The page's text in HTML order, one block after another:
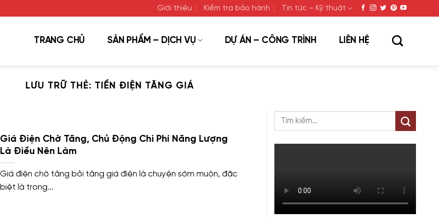
Giới thiệu Kiểm tra bảo hành Tin tức – Kỹ thuật
TRANG CHỦ SẢN PHẨM – DỊCH VỤ DỰ ÁN – CÔNG TRÌNH LIÊN HỆ
LƯU TRỮ THẺ: TIỀN ĐIỆN TĂNG GIÁ
Giá Điện Chờ Tăng, Chủ Động Chi Phí Năng Lượng
Là Điều Nên Làm
Giá điện chờ tăng bởi tăng giá điện là chuyện sớm muộn, đặc
biệt là trong...